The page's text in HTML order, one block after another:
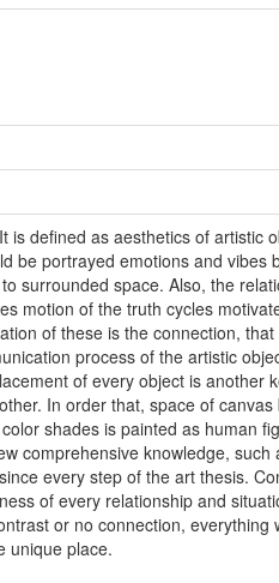
is defined as aesthetics of artistic
be portrayed emotions and vibes
surrounded space. Also, the
motion of the truth cycles
of these is the connection,
process of the artistic
of every object is another
In order that, space of
shades is painted as human
comprehensive knowledge, such
every step of the art thesis.
of every relationship and
or no connection, everything
unique place.